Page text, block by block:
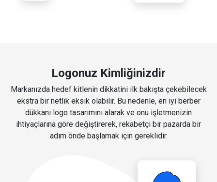
Logonuz Kimliğinizdir
Markanızda hedef kitlenin dikkatini ilk bakışta çekebilecek
ekstra bir netlik eksik olabilir. Bu nedenle, en iyi berber
dükkanı logo tasarımını alarak ve onu işletmenizin
ihtiyaçlarına göre değiştirerek, rekabetçi bir pazarda bir
adım önde başlamak için gereklidir.